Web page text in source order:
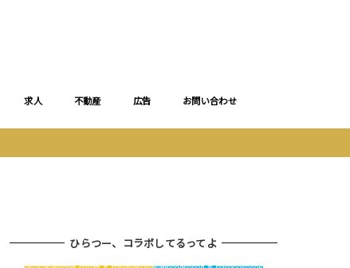
求人 不動産 広告 お問い合わせ
ひらつー、コラボしてるってよ